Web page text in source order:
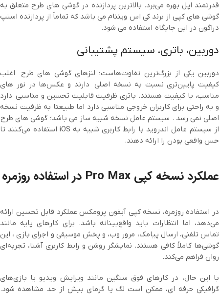
قدرتمند اپل بهره می‌برد. بالاترین پردازنده در گوشی های طرح متعلق به
گوشی های کپی از برند کی اس ویتنام می باشد که تماماً از پردازنده اسنپ
دراگون در این جایگاه استفاده می شود.
دوربین، باتری، سیستم پشتیبانی
دوربین یکی از بزرگ‌ترین تفاوت‌هاست؛ لنزهای گوشی های طرح اغلب
کیفیت پایین‌تری نسبت به نسخه اصلی دارند و عکس‌ها در نور های
مناسب، با ‌کیفیت هستند. باتری ظرفیت قابلیت تحسین و مناسبی دارد
و به راحتی برای کاربران خروجی مناسبی دارد اما طبیعتا به ظرفیت نسخه
اصلی نمی رسد . سیستم عامل نسخه شبیه ساز می باشد؛ گوشی های طرح
از سیستم عامل اندروید با رابط کاربری شبیه به iOS استفاده می‌کنند تا
حس واقعی بودن را ارائه دهند.
عملکرد نسخه کپی Pro Max در استفاده روزمره
در استفاده روزمره، نسخه کپی آیفون پرومکس عملکرد قابل تحسین ارائه
می‌دهد، اما انتظارات باید واقع‌بینانه باشد. برای کارهای پایه مانند
تماس تلفنی، ارسال پیامک، مرور وب، و پخش موسیقی و اجرای بازی ، این
گوشی‌ها کاملاً کافی هستند. نمایشگر روشن و رابط کاربری آشنا، تجربه‌ای
روان فراهم می‌کند.
با این حال، در کارهای فوق سنگین‌ مانند ویرایش ویدیو یا بازی‌های
گرافیکی حرفه ای، ممکن است لگ یا گرمای بیش از حد مشاهده شود.